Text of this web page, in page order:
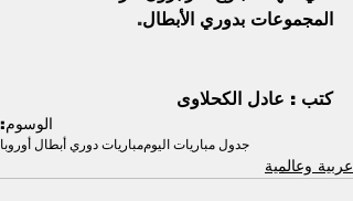
المجموعات بدوري الأبطال.
كتب : عادل الكحلاوى
الوسوم:
جدول مباريات اليوممباريات دوري أبطال أوروبا
عربية وعالمية